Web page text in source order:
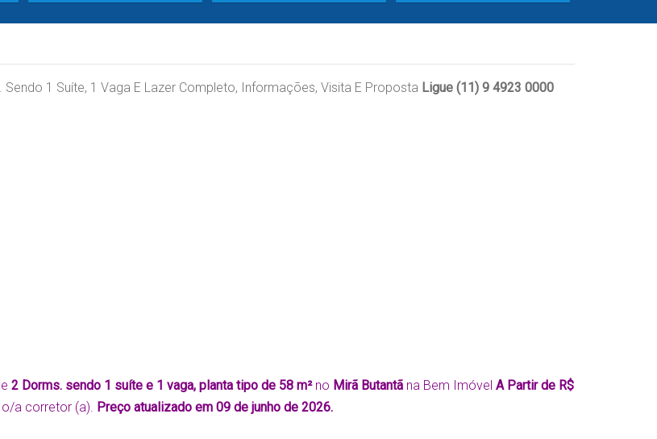
1 Suíte, 1 Vaga E Lazer Completo, Informações, Visita E Proposta Ligue (11) 9 4923 0000
2 Dorms. sendo 1 suíte e 1 vaga, planta tipo de 58 m² no Mirã Butantã na Bem Imóvel A Partir de R$
a corretor (a). Preço atualizado em 09 de junho de 2026.